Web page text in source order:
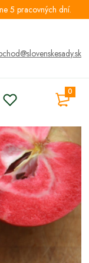
5 pracovných dní.
0